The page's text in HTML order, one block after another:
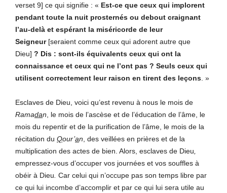
verset 9] ce qui signifie : « Est-ce que ceux qui implorent
pendant toute la nuit prosternés ou debout craignant
l’au-delà et espérant la miséricorde de leur
Seigneur [seraient comme ceux qui adorent autre que
Dieu] ? Dis : sont-ils équivalents ceux qui ont la
connaissance et ceux qui ne l’ont pas ? Seuls ceux qui
utilisent correctement leur raison en tirent des leçons . »
Esclaves de Dieu, voici qu’est revenu à nous le mois de
Ramadan , le mois de l’ascèse et de l’éducation de l’âme, le
mois du repentir et de la purification de l’âme, le mois de la
récitation du Qour’an , des veillées en prières et de la
multiplication des actes de bien. Alors, esclaves de Dieu
empressez-vous d’occuper vos journées et vos souffles à
obéir à Dieu Car celui qui n’occupe pas son temps libre par
ce qui lui incombe d’accomplir et par ce qui lui sera utile au